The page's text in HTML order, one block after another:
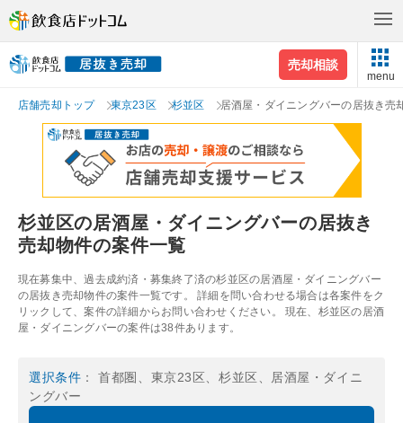
売却相談
menu
店舗売却トップ 東京23区 杉並区 居酒屋・ダイニングバーの居抜き売
杉並区の居酒屋・ダイニングバーの居抜き
売却物件の案件一覧
現在募集中、過去成約済・募集終了済の杉並区の居酒屋・ダイニングバー
の居抜き売却物件の案件一覧です。 詳細を問い合わせる場合は各案件をク
リックして、案件の詳細からお問い合わせください。 現在、杉並区の居酒
屋・ダイニングバーの案件は38件あります。
選択条件 ： 首都圏、東京23区、杉並区、居酒屋・ダイニ
ングバー